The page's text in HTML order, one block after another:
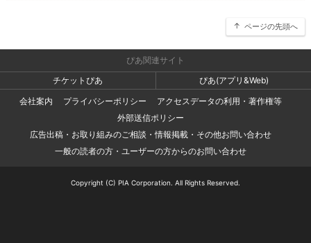
ページの先頭へ
ぴあ関連サイト
チケットぴあ
ぴあ(アプリ&Web)
会社案内
プライバシーポリシー
アクセスデータの利用・著作権等
外部送信ポリシー
広告出稿・お取り組みのご相談・情報掲載・その他お問い合わせ
一般の読者の方・ユーザーの方からのお問い合わせ
Copyright (C) PIA Corporation. All Rights Reserved.